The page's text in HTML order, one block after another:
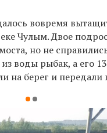
вовремя
Чулым. Двое
но не
воды рыбак, а его
на берег и